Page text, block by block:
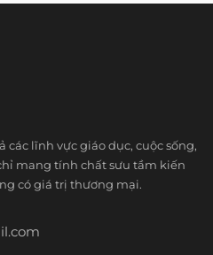
các lĩnh vực giáo dục, cuộc sống,
mang tính chất sưu tầm kiến
có giá trị thương mại.